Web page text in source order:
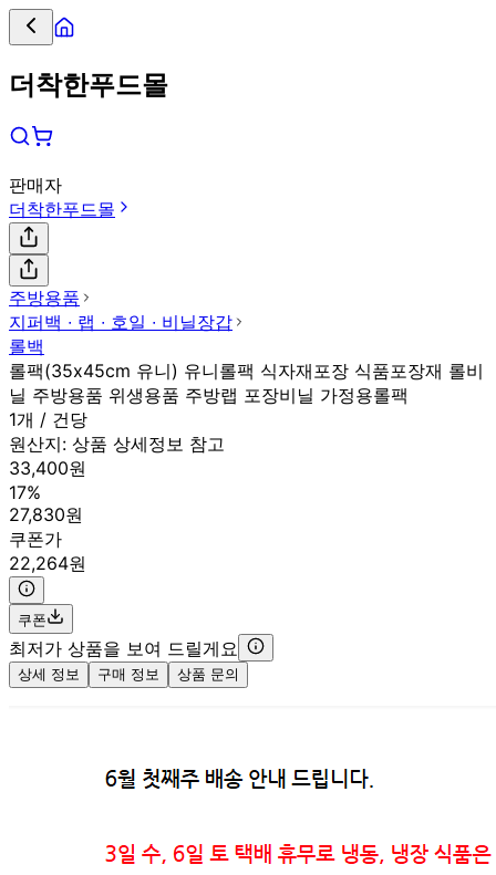
더착한푸드몰
판매자
더착한푸드몰
주방용품
지퍼백 ∙ 랩 ∙ 호일 ∙ 비닐장갑
롤백
롤팩(35x45cm 유니) 유니롤팩 식자재포장 식품포장재 롤비
닐 주방용품 위생용품 주방랩 포장비닐 가정용롤팩
1개 / 건당
원산지: 상품 상세정보 참고
33,400원
17%
27,830원
쿠폰가
22,264원
쿠폰
최저가 상품을 보여 드릴게요
상세 정보 구매 정보 상품 문의